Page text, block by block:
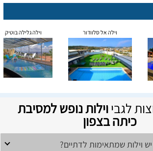
וילה אל סלוודור וילה גלילה בוטיק
לגביוילות נופש למסיבת
כיתה בצפון
וילות שמתאימות לדתיים?